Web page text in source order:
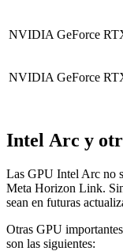
NVIDIA GeForce
NVIDIA GeForce
Intel Arc y
Las GPU Intel Arc no
Meta Horizon Link.
sean en futuras
Otras GPU
son las siguientes: